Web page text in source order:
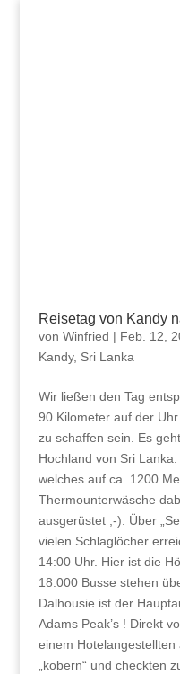
Reisetag von Kandy
von Winfried | Feb. 12,
Kandy, Sri Lanka
Wir ließen den Tag
90 Kilometer auf der
zu schaffen sein. Es
Hochland von Sri
welches auf ca. 1200
Thermounterwäsche
ausgerüstet ;-). Über
vielen Schlaglöcher
14:00 Uhr. Hier ist die
18.000 Busse stehen
Dalhousie ist der
Adams Peak’s ! Direkt
einem
„kobern“ und checkten